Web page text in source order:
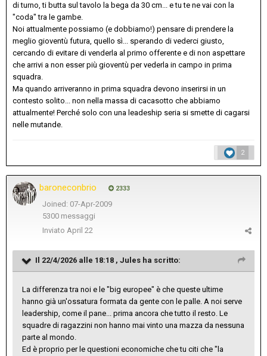
di turno, ti butta sul tavolo la bega da 30 cm... e tu te ne vai con la
"coda" tra le gambe.
Noi attualmente possiamo (e dobbiamo!) pensare di prendere la
meglio gioventù futura, quello sì... sperando di vederci giusto,
cercando di evitare di venderla al primo offerente e di non aspettare
che arrivi a non esser più gioventù per vederla in campo in prima
squadra.
Ma quando arriveranno in prima squadra devono inserirsi in un
contesto solito... non nella massa di cacasotto che abbiamo
attualmente! Perché solo con una leadeship seria si smette di cagarsi
nelle mutande.
2
baroneconbrio 2333
Joined: 07-Apr-2009
5300 messaggi
Inviato April 22
Il 22/4/2026 alle 18:18 , Jules ha scritto:
La differenza tra noi e le "big europee" è che queste ultime
hanno già un'ossatura formata da gente con le palle. A noi serve
leadership, come il pane... prima ancora che tutto il resto. Le
squadre di ragazzini non hanno mai vinto una mazza da nessuna
parte al mondo.
Ed è proprio per le questioni economiche che tu citi che "la